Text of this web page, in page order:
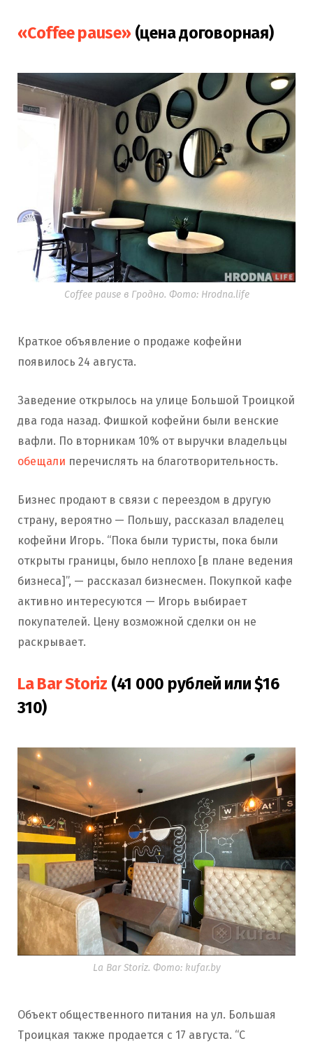
«Coffee pause» (цена договорная)
Coffee pause в Гродно. Фото: Hrodna.life
Краткое объявление о продаже кофейни
появилось 24 августа.
Заведение открылось на улице Большой Троицкой
два года назад. Фишкой кофейни были венские
вафли. По вторникам 10% от выручки владельцы
обещали перечислять на благотворительность.
Бизнес продают в связи с переездом в другую
страну, вероятно — Польшу, рассказал владелец
кофейни Игорь. “Пока были туристы, пока были
открыты границы, было неплохо [в плане ведения
бизнеса]”, — рассказал бизнесмен. Покупкой кафе
активно интересуются — Игорь выбирает
покупателей. Цену возможной сделки он не
раскрывает.
La Bar Storiz (41 000 рублей или $16
310)
La Bar Storiz. Фото: kufar.by
Объект общественного питания на ул. Большая
Троицкая также продается с 17 августа. “С